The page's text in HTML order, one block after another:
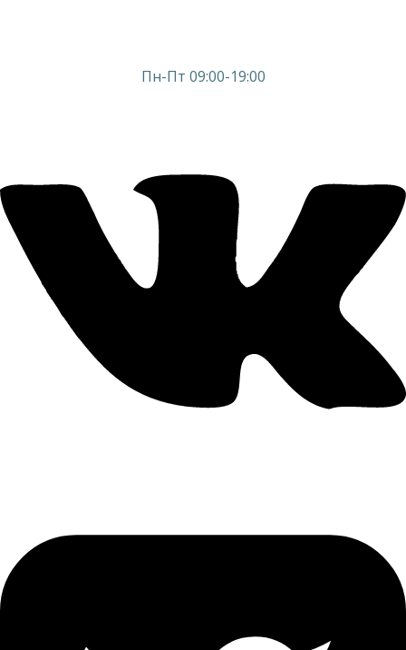
Пн-Пт 09:00-19:00